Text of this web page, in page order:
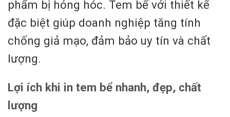
phẩm bị hỏng hóc. Tem bể với thiết kế
đặc biệt giúp doanh nghiệp tăng tính
chống giả mạo, đảm bảo uy tín và chất
lượng.
Lợi ích khi in tem bể nhanh, đẹp, chất
lượng